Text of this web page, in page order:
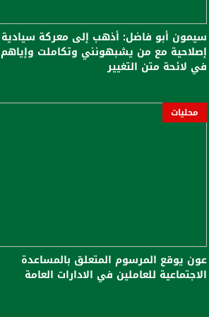
سيمون أبو فاضل: أذهب إلى معركة سيادية
إصلاحية مع من يشبهونني وتكاملت وإياهم
في لائحة متن التغيير
محليات
عون يوقع المرسوم المتعلق بالمساعدة
الاجتماعية للعاملين في الادارات العامة